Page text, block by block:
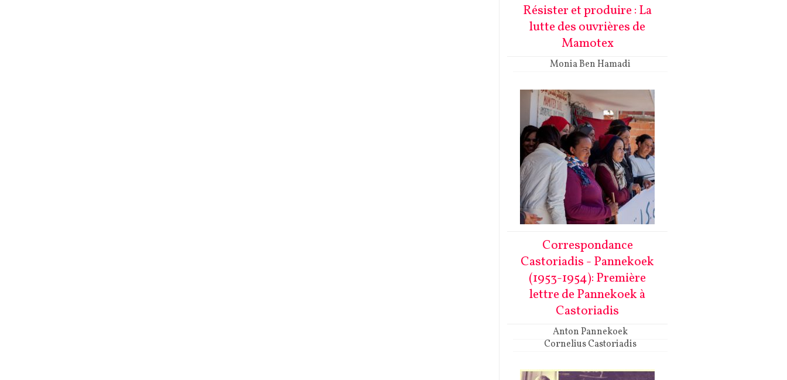
Résister et produire : La
lutte des ouvrières de
Mamotex
Monia Ben Hamadi
Correspondance
Castoriadis - Pannekoek
(1953-1954): Première
lettre de Pannekoek à
Castoriadis
Anton Pannekoek
Cornelius Castoriadis